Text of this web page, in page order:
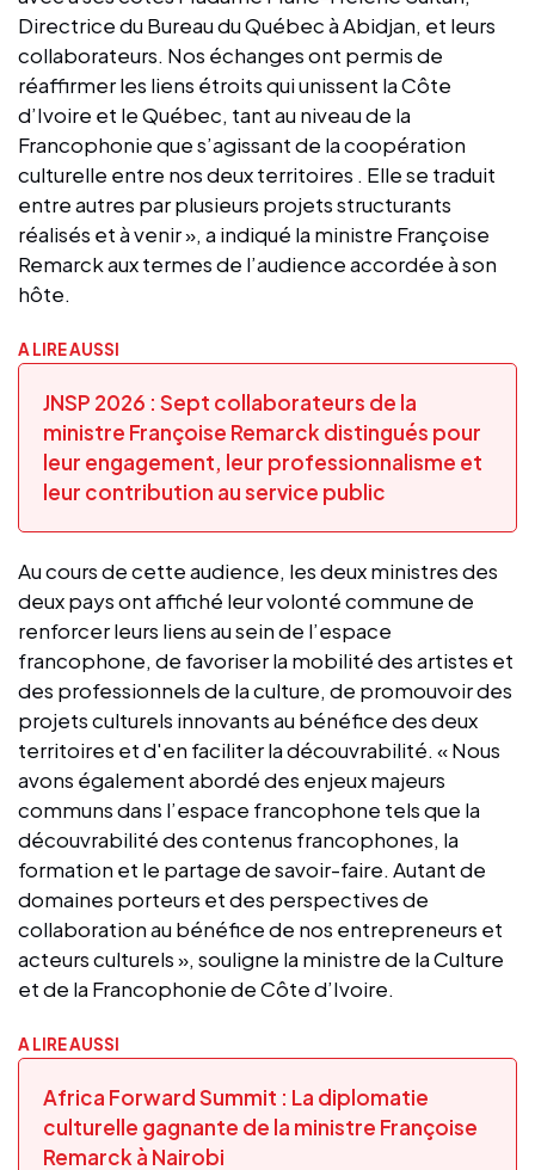
Directrice du Bureau du Québec à Abidjan, et leurs
collaborateurs. Nos échanges ont permis de
réaffirmer les liens étroits qui unissent la Côte
d’Ivoire et le Québec, tant au niveau de la
Francophonie que s’agissant de la coopération
culturelle entre nos deux territoires . Elle se traduit
entre autres par plusieurs projets structurants
réalisés et à venir », a indiqué la ministre Françoise
Remarck aux termes de l’audience accordée à son
hôte.
A LIRE AUSSI
JNSP 2026 : Sept collaborateurs de la
ministre Françoise Remarck distingués pour
leur engagement, leur professionnalisme et
leur contribution au service public
Au cours de cette audience, les deux ministres des
deux pays ont affiché leur volonté commune de
renforcer leurs liens au sein de l’espace
francophone, de favoriser la mobilité des artistes et
des professionnels de la culture, de promouvoir des
projets culturels innovants au bénéfice des deux
territoires et d'en faciliter la découvrabilité. « Nous
avons également abordé des enjeux majeurs
communs dans l’espace francophone tels que la
découvrabilité des contenus francophones, la
formation et le partage de savoir-faire. Autant de
domaines porteurs et des perspectives de
collaboration au bénéfice de nos entrepreneurs et
acteurs culturels », souligne la ministre de la Culture
et de la Francophonie de Côte d’Ivoire.
A LIRE AUSSI
Africa Forward Summit : La diplomatie
culturelle gagnante de la ministre Françoise
Remarck à Nairobi